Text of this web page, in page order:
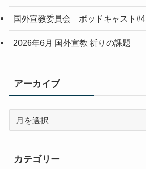
国外宣教委員会 ポッドキャスト#4
2026年6月 国外宣教 祈りの課題
アーカイブ
ブ
カテゴリー